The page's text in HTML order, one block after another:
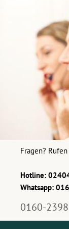
Fragen?
Hotline:
Whatsapp:
0160-